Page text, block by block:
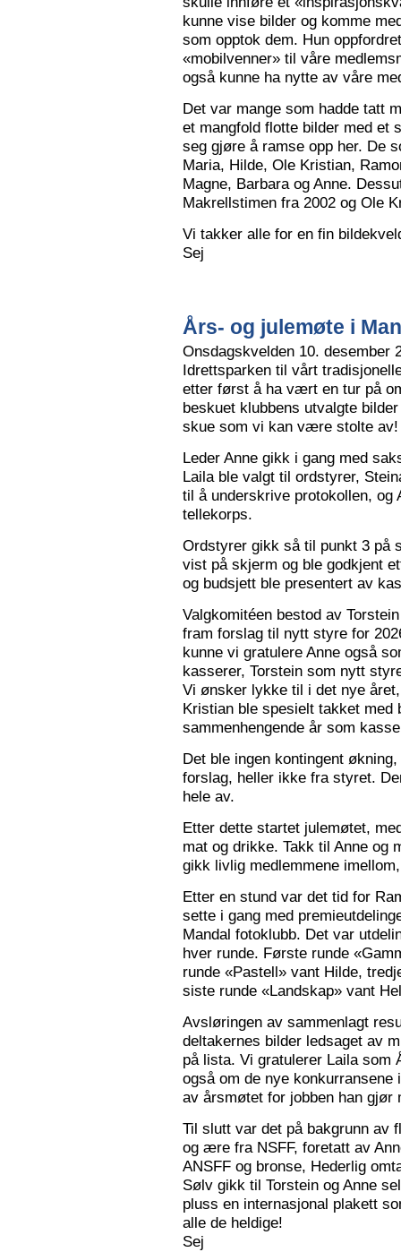
kunne vise bilder og komme
som opptok dem. Hun
«mobilvenner» til våre
også kunne ha nytte av våre
Det var mange som hadde tatt
et mangfold flotte bilder med et
seg gjøre å ramse opp her. De
Maria, Hilde, Ole Kristian,
Magne, Barbara og Anne.
Makrellstimen fra 2002 og Ole
Vi takker alle for en fin
Sej
Års- og julemøte i
Onsdagskvelden 10. desember
Idrettsparken til vårt
etter først å ha vært en tur på
beskuet klubbens utvalgte
skue som vi kan være stolte av!
Leder Anne gikk i gang med
Laila ble valgt til ordstyrer,
til å underskrive protokollen, og
tellekorps.
Ordstyrer gikk så til punkt 3 på
vist på skjerm og ble godkjent
og budsjett ble presentert av
Valgkomitéen bestod av
fram forslag til nytt styre for
kunne vi gratulere Anne også
kasserer, Torstein som nytt
Vi ønsker lykke til i det nye
Kristian ble spesielt takket med
sammenhengende år som
Det ble ingen kontingent
forslag, heller ikke fra styret.
hele av.
Etter dette startet julemøtet,
mat og drikke. Takk til Anne og
gikk livlig medlemmene
Etter en stund var det tid for
sette i gang med
Mandal fotoklubb. Det var
hver runde. Første runde
runde «Pastell» vant Hilde,
siste runde «Landskap» vant
Avsløringen av sammenlagt
deltakernes bilder ledsaget av
på lista. Vi gratulerer Laila som
også om de nye
av årsmøtet for jobben han gjør
Til slutt var det på bakgrunn av
og ære fra NSFF, foretatt av
ANSFF og bronse, Hederlig
Sølv gikk til Torstein og Anne
pluss en internasjonal plakett
alle de heldige!
Sej